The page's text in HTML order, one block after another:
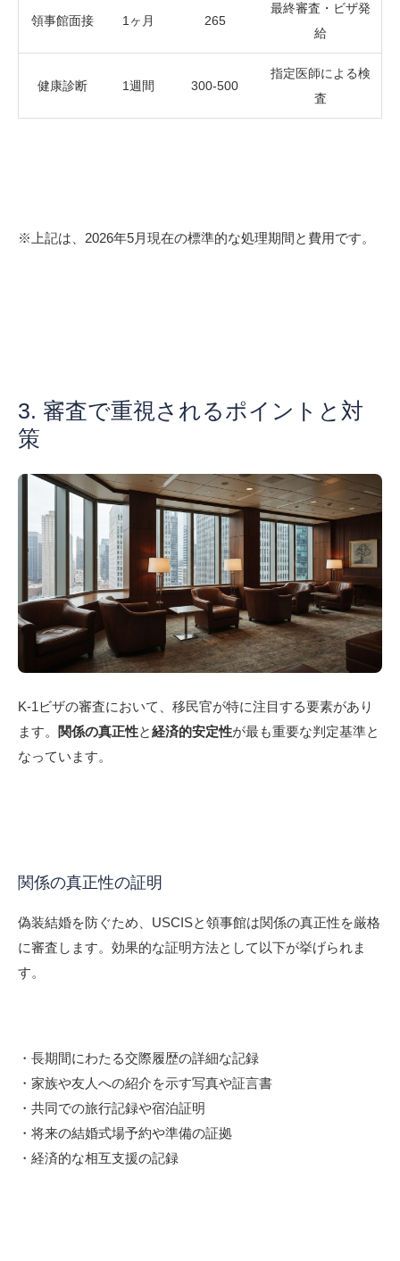
領事館面接 1ヶ月 265
最終審査・ビザ発
給
健康診断 1週間 300-500
指定医師による検
査
※上記は、2026年5月現在の標準的な処理期間と費用です。
3. 審査で重視されるポイントと対
策
K-1ビザの審査において、移民官が特に注目する要素があり
ます。
関係の真正性と経済的安定性が最も重要な判定基準と
なっています。
関係の真正性の証明
偽装結婚を防ぐため、USCISと領事館は関係の真正性を厳格
に審査します。効果的な証明方法として以下が挙げられま
す。
・長期間にわたる交際履歴の詳細な記録
・家族や友人への紹介を示す写真や証言書
・共同での旅行記録や宿泊証明
・将来の結婚式場予約や準備の証拠
・経済的な相互支援の記録